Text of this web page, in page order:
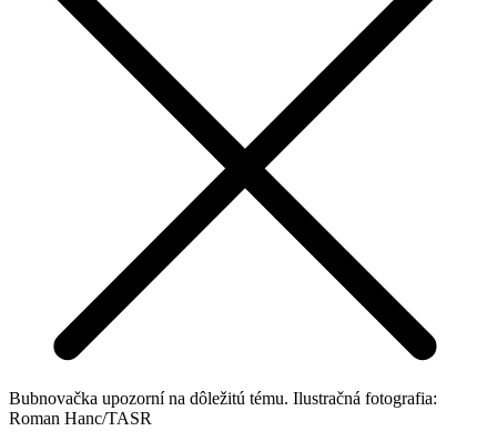
Bubnovačka upozorní na dôležitú tému. Ilustračná fotografia:
Roman Hanc/TASR